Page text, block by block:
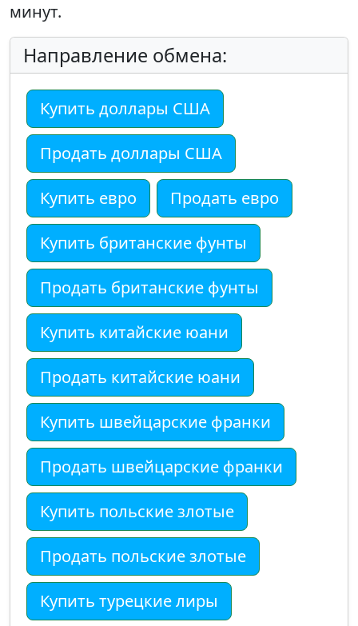
минут.
Направление обмена:
Купить доллары США
Продать доллары США
Купить евро Продать евро
Купить британские фунты
Продать британские фунты
Купить китайские юани
Продать китайские юани
Купить швейцарские франки
Продать швейцарские франки
Купить польские злотые
Продать польские злотые
Купить турецкие лиры